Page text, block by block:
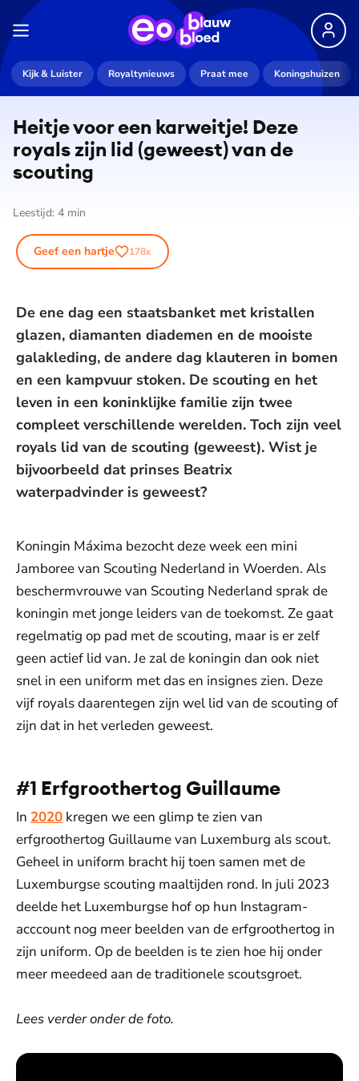
Kijk & Luister Royaltynieuws Praat mee Koningshuizen
Heitje voor een karweitje! Deze
royals zijn lid (geweest) van de
scouting
Leestijd: 4 min
Geef een hartje 178x
De ene dag een staatsbanket met kristallen
glazen, diamanten diademen en de mooiste
galakleding, de andere dag klauteren in bomen
en een kampvuur stoken. De scouting en het
leven in een koninklijke familie zijn twee
compleet verschillende werelden. Toch zijn veel
royals lid van de scouting (geweest). Wist je
bijvoorbeeld dat prinses Beatrix
waterpadvinder is geweest?
Koningin Máxima bezocht deze week een mini
Jamboree van Scouting Nederland in Woerden. Als
beschermvrouwe van Scouting Nederland sprak de
koningin met jonge leiders van de toekomst. Ze gaat
regelmatig op pad met de scouting, maar is er zelf
geen actief lid van. Je zal de koningin dan ook niet
snel in een uniform met das en insignes zien. Deze
vijf royals daarentegen zijn wel lid van de scouting of
zijn dat in het verleden geweest.
#1 Erfgroothertog Guillaume
In 2020 kregen we een glimp te zien van
erfgroothertog Guillaume van Luxemburg als scout.
Geheel in uniform bracht hij toen samen met de
Luxemburgse scouting maaltijden rond. In juli 2023
deelde het Luxemburgse hof op hun Instagram-
acccount nog meer beelden van de erfgroothertog in
zijn uniform. Op de beelden is te zien hoe hij onder
meer meedeed aan de traditionele scoutsgroet.
Lees verder onder de foto.